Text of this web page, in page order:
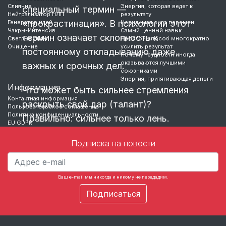
специальный термин —
«прокрастинация». В психологии этот
термин означает склонность к
постоянному откладыванию даже
важных и срочных дел.
Что может быть сильнее стремления
раскрыть свой дар (талант)?
Правильно: сильнее только лень.
Не хочется
…
Слияние
Нейтрализатор НЛП
Генератор идей
Чакры-Интенсив
Светлые силы
Очищение
Энергия, которая ведет к
результату
Невидимая сила перемен
Самый ценный навык
Простой способ многократно
усилить результат
Почему трудности иногда
оказываются лучшими
союзниками
Энергия, притягивающая деньги
Информация
Контактная информация
Пользовательское соглашение
Политика конфиденциальности
EU GDPR
Подписка на новости
Ваш e-mail мы никогда и никому не передадим.